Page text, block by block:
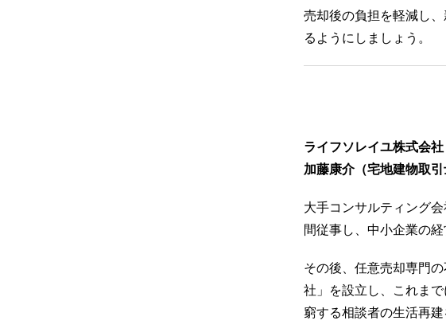
売却後の負担を軽減し
るようにしましょう。
ライフソレイユ株式会社
加藤康介（宅地建物取引
大手コンサルティング
間従事し、中小企業の経
その後、任意売却専門
社」を設立し、これま
窮する相談者の生活再建